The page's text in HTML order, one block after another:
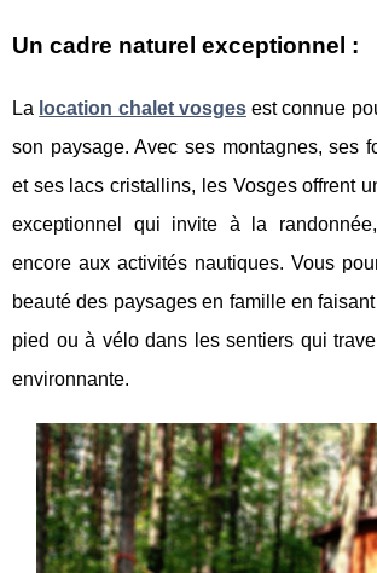
Un cadre naturel exceptionnel :
La location chalet vosgesest connue
son paysage. Avec ses montagnes, ses
et ses lacs cristallins, les Vosges offrent
exceptionnel qui invite à la
encore aux activités nautiques. Vous
beauté des paysages en famille en
pied ou à vélo dans les sentiers qui
environnante.